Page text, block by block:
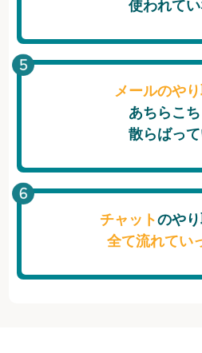
使われて
メールのやり
あちらこ
散らばっ
チャットのやり
全て流れてい